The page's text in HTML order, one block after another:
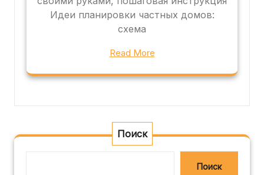
Идеи планировки частных домов:
схема
Read More
Поиск
Поиск